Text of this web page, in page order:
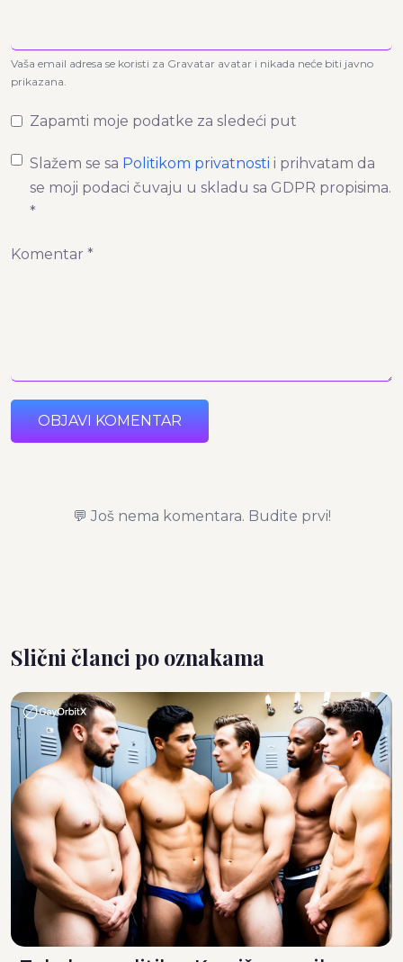
Vaša email adresa se koristi za Gravatar avatar i nikada neće biti javno
prikazana.
Zapamti moje podatke za sledeći put
Slažem se sa Politikom privatnosti i prihvatam da
se moji podaci čuvaju u skladu sa GDPR propisima.
*
Komentar *
OBJAVI KOMENTAR
💬 Još nema komentara. Budite prvi!
Slični članci po oznakama